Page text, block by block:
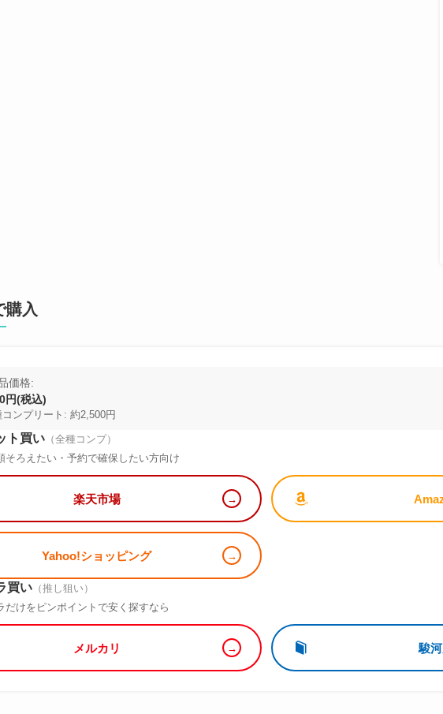
購入
価格:
円(税込)
コンプリート: 約2,500円
ト買い （全種コンプ）
そろえたい・予約で確保したい方向け
楽天市場
Yahoo!ショッピング
買い （推し狙い）
だけをピンポイントで安く探すなら
メルカリ 駿